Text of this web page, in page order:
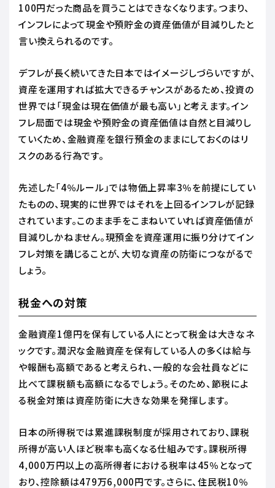
100円だった商品を買うことはできなくなります。つまり、
インフレによって現金や預貯金の資産価値が目減りしたと
言い換えられるのです。
デフレが長く続いてきた日本ではイメージしづらいですが、
資産を運用すれば拡大できるチャンスがあるため、投資の
世界では「現金は現在価値が最も高い」と考えます。イン
フレ局面では現金や預貯金の資産価値は自然と目減りし
ていくため、金融資産を銀行預金のままにしておくのはリ
スクのある行為です。
先述した「4％ルール」では物価上昇率3％を前提にしてい
たものの、現実的に世界ではそれを上回るインフレが記録
されています。このまま手をこまねいていれば資産価値が
目減りしかねません。現預金を資産運用に振り分けてイン
フレ対策を講じることが、大切な資産の防衛につながるで
しょう。
税金への対策
金融資産1億円を保有している人にとって税金は大きなネ
ックです。潤沢な金融資産を保有している人の多くは給与
や報酬も高額であると考えられ、一般的な会社員などに
比べて課税額も高額になるでしょう。そのため、節税によ
る税金対策は資産防衛に大きな効果を発揮します。
日本の所得税では累進課税制度が採用されており、課税
所得が高い人ほど税率も高くなる仕組みです。課税所得
4,000万円以上の高所得者における税率は45％となって
おり、控除額は479万6,000円です。さらに、住民税10％